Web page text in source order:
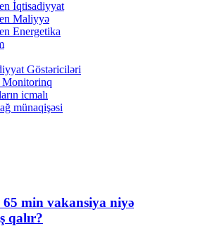
İqtisadiyyat
Maliyyə
Energetika
Göstəriciləri
Monitorinq
icmalı
münaqişəsi
min vakansiya niyə
qalır?